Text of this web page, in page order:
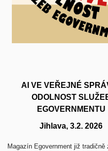
AI VE VEŘEJNÉ
ODOLNOST
EGOVERNMENTU
Jihlava, 3.2. 2026
Magazín Egovernment již tradičně